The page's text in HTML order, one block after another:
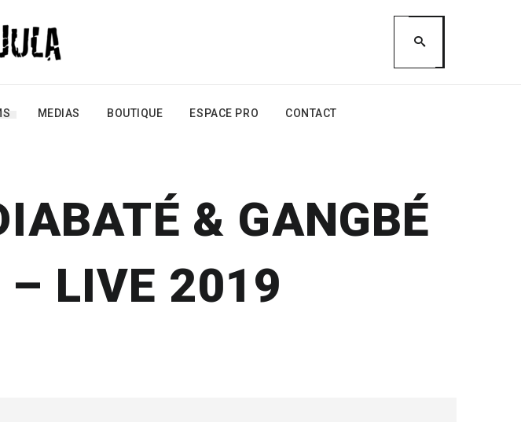
MEDIAS BOUTIQUE ESPACE PRO CONTACT
& GANGBÉ
– LIVE 2019